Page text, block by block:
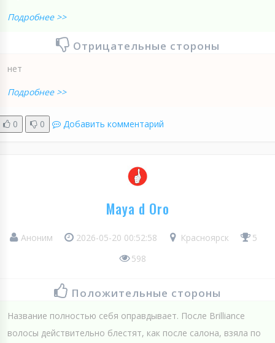
Подробнее >>
Отрицательные стороны
нет
Подробнее >>
0 0 Добавить комментарий
Maya d Oro
Аноним 2026-05-20 00:52:58 Красноярск
5
598
Положительные стороны
Название полностью себя оправдывает. После Brillianсe
волосы действительно блестят, как после салона, взяла по